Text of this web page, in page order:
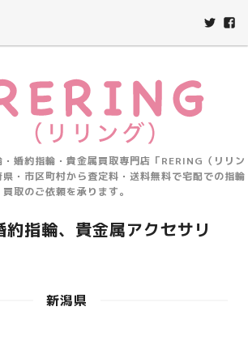
婚約指輪・貴金属買取専門店「RERING（リリン
・市区町村から査定料・送料無料で宅配での指輪
買取のご依頼を承ります。
指輪、貴金属アクセサリ
新潟県